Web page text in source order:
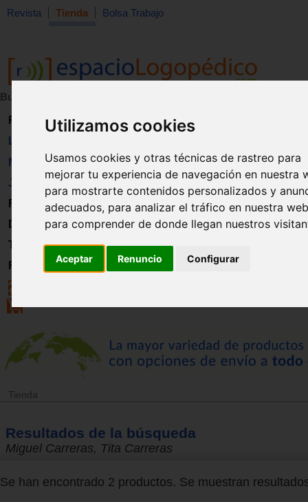
Utilizamos cookies
Usamos cookies y otras técnicas de rastreo para
mejorar tu experiencia de navegación en nuestra
para mostrarte contenidos personalizados y
adecuados, para analizar el tráfico en nuestra
para comprender de donde llegan nuestros
Aceptar Renuncio Configurar
Revista Tienda Bolsa Trabajo
Buscar:
Revista
Libros
Material
Juguetes
Formación
Directorio
Trabajo
Registro
Tienda
Resultados de la búsqueda
Miguel Carreras, Tita Carreras
Se han encontrado 2 productos. Se muestran